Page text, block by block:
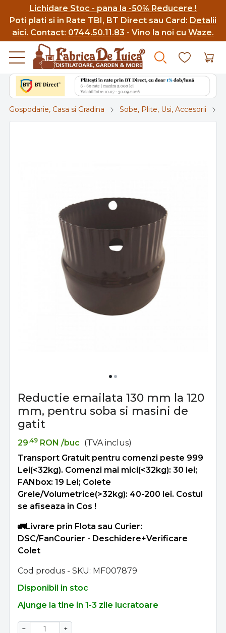
Lichidare Stoc - pana la -50% Reducere !
Poti plati si in Rate TBI, BT Direct sau Card: Detalii
aici. Contact: 0744.50.11.83 - Vino la noi cu Waze.
Gospodarie, Casa si Gradina Sobe, Plite, Usi, Accesorii
Reductie emailata 130 mm la 120
mm, pentru soba si masini de
gatit
29,49 RON /buc (TVA inclus)
Transport Gratuit pentru comenzi peste 999
Lei(<32kg). Comenzi mai mici(<32kg): 30 lei;
FANbox: 19 Lei; Colete
Grele/Volumetrice(>32kg): 40-200 lei. Costul
se afiseaza in Cos !
🚛Livrare prin Flota sau Curier:
DSC/FanCourier - Deschidere+Verificare
Colet
Cod produs - SKU
MF007879
Disponibil in stoc
Ajunge la tine in 1-3 zile lucratoare
− +